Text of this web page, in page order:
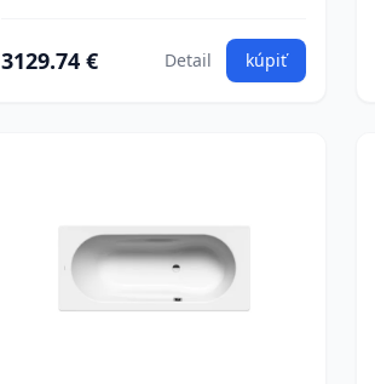
3129.74 € Detail kúpiť